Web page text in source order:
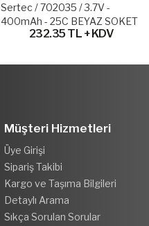
Sertec / 702035 / 3.7V -
400mAh - 25C BEYAZ SOKET
232.35 TL + KDV
Müşteri Hizmetleri
Üye Girişi
Sipariş Takibi
Kargo ve Taşıma Bilgileri
Detaylı Arama
Sıkça Sorulan Sorular